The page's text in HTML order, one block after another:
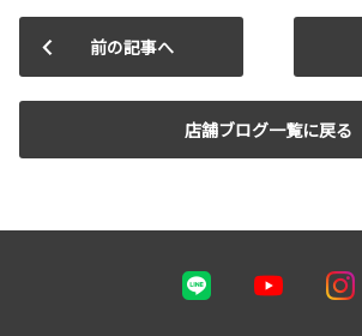
前の記事へ
店舗ブログ一覧に戻る